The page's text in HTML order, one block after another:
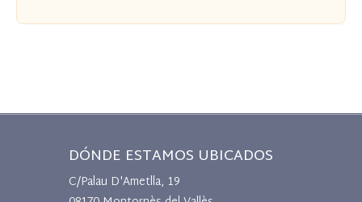
DÓNDE ESTAMOS UBICADOS
C/Palau D'Ametlla, 19